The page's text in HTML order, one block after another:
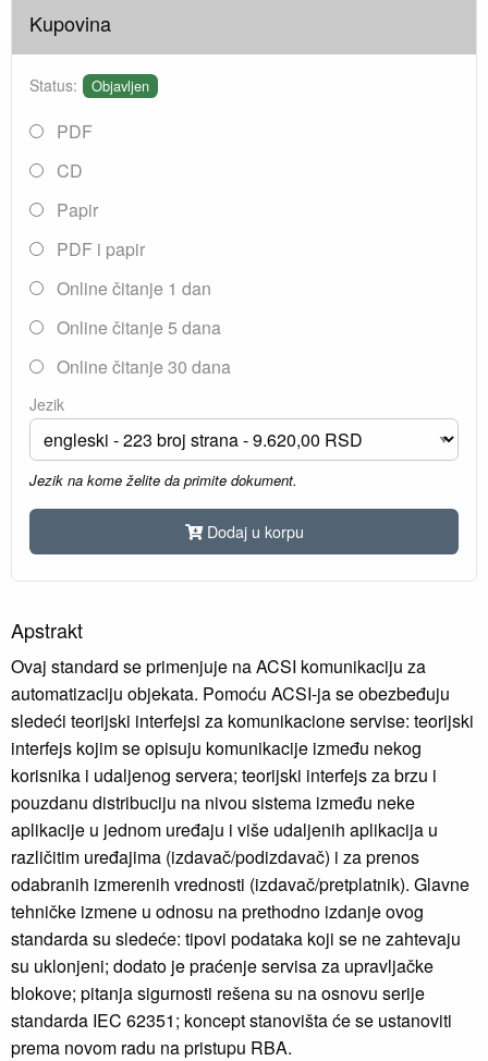
Kupovina
Status: Objavljen
PDF
CD
Papir
PDF i papir
Online čitanje 1 dan
Online čitanje 5 dana
Online čitanje 30 dana
Jezik
Jezik na kome želite da primite dokument.
Dodaj u korpu
Apstrakt
Ovaj standard se primenjuje na ACSI komunikaciju za
automatizaciju objekata. Pomoću ACSI-ja se obezbeđuju
sledeći teorijski interfejsi za komunikacione servise: teorijski
interfejs kojim se opisuju komunikacije između nekog
korisnika i udaljenog servera; teorijski interfejs za brzu i
pouzdanu distribuciju na nivou sistema između neke
aplikacije u jednom uređaju i više udaljenih aplikacija u
različitim uređajima (izdavač/podizdavač) i za prenos
odabranih izmerenih vrednosti (izdavač/pretplatnik). Glavne
tehničke izmene u odnosu na prethodno izdanje ovog
standarda su sledeće: tipovi podataka koji se ne zahtevaju
su uklonjeni; dodato je praćenje servisa za upravljačke
blokove; pitanja sigurnosti rešena su na osnovu serije
standarda IEC 62351; koncept stanovišta će se ustanoviti
prema novom radu na pristupu RBA.